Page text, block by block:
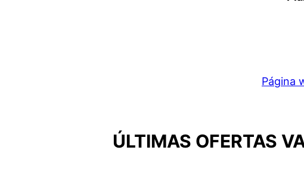
Página
ÚLTIMAS OFERTAS